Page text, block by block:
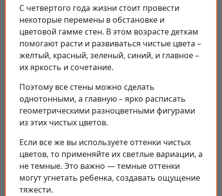
С четвертого года жизни стоит провести
некоторые перемены в обстановке и
цветовой гамме стен. В этом возрасте деткам
помогают расти и развиваться чистые цвета –
желтый, красный, зеленый, синий, и главное –
их яркость и сочетание.
Поэтому все стены можно сделать
однотонными, а главную – ярко расписать
геометрическими разноцветными фигурами
из этих чистых цветов.
Если все же вы используете оттенки чистых
цветов, то применяйте их светлые вариации, а
не темные. Это важно — темные оттенки
могут угнетать ребенка, создавать ощущение
тяжести.